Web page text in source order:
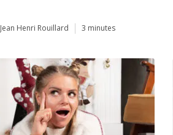
Jean Henri Rouillard 3 minutes